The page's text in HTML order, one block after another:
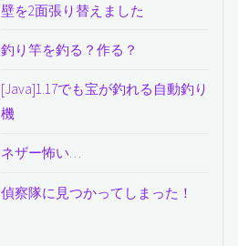
壁を2面張り替えました
釣り竿を釣る？作る？
[Java]1.17でも宝が釣れる自動釣り
機
ネザー怖い…
偵察隊に見つかってしまった！